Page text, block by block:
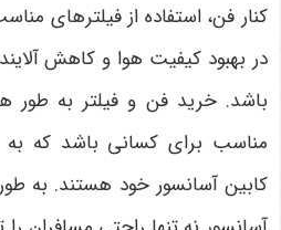
کنار فن، استفاده از فیلترهای
در بهبود کیفیت هوا و کاهش
باشد. خرید فن و فیلتر به طور
مناسب برای کسانی باشد که به
کابین آسانسور خود هستند. به